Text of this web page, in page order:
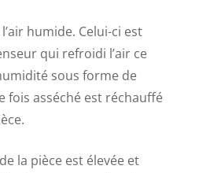
humide. Celui-ci est
qui refroidi l’air ce
sous forme de
fois asséché est réchauffé
la pièce est élevée et